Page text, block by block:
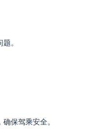
。
保驾乘安全。